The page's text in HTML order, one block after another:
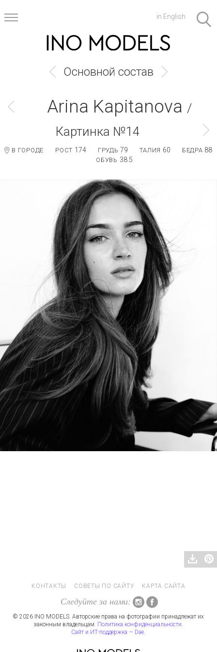
in English
Основной состав
Arina Kapitanova /
Картинка №14
В ГОРОДЕ РОСТ 174 ГРУДЬ 79 ТАЛИЯ 60 БЕДРА 88
ОБУВЬ 38.5
КОНТАКТЫ СОВЕТЫ ПО САЙТУ КАРТА САЙТА
Следуйте за нами:
© 2026 INO MODELS. Авторские права на фотографии принадлежат их
законным владельцам. Политика конфиденциальности.
Сайт и ИТ-поддержка — Dae.